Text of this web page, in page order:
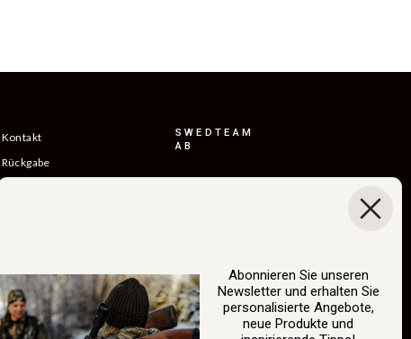
Kontakt
Rückgabe
B2B-Anmeldung
Kauf rückgängig machen
SWEDTEAM
AB
44 Länghem
Schweden Org.nr:
556150-
3268
info@swedteam.se
Abonnieren Sie unseren
Newsletter und erhalten Sie
personalisierte Angebote,
neue Produkte und